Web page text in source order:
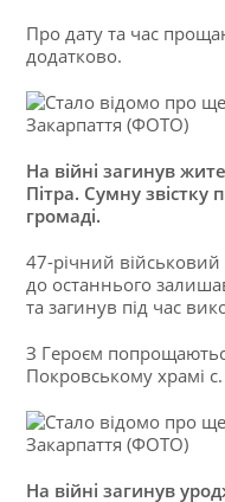
Про дату та час
додатково.
На війні загинув
Пітра. Сумну звістку
громаді.
47-річний
до останнього
та загинув під час
З Героєм
Покровському храмі
На війні загинув